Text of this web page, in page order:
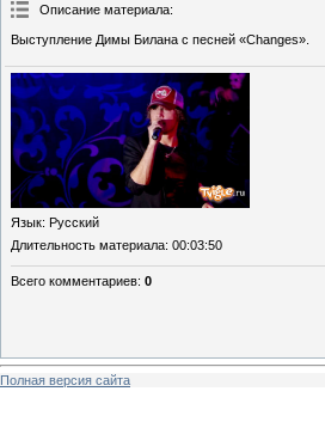
Описание материала:
Выступление Димы Билана с песней «Changes».
Язык: Русский
Длительность материала: 00:03:50
Всего комментариев: 0
Полная версия сайта